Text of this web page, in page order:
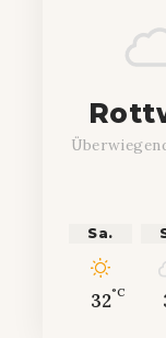
Sa.
32°C